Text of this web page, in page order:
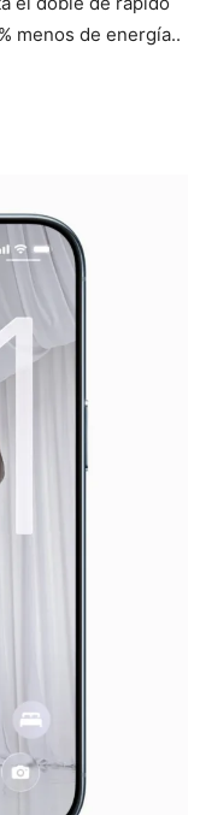
menos de energía..